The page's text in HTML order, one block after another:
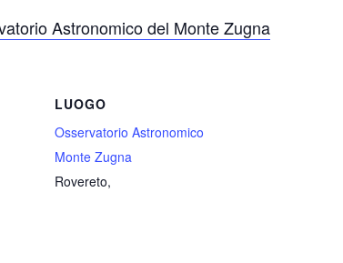
Astronomico del Monte Zugna
LUOGO
Osservatorio Astronomico
Monte Zugna
Rovereto,